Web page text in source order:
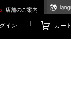
店舗のご案内
イン カート